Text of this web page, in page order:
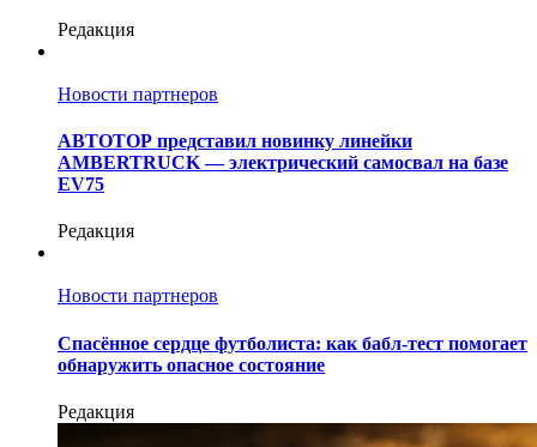
Редакция
Новости партнеров
АВТОТОР представил новинку линейки
AMBERTRUCK — электрический самосвал на базе
EV75
Редакция
Новости партнеров
Спасённое сердце футболиста: как бабл-тест помогает
обнаружить опасное состояние
Редакция